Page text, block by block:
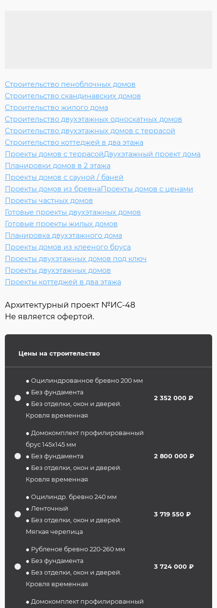
Строительство пеноблочных домов
Строительство скандинавских домов
Строительство жилого дома
Строительство двухэтажных односкатных домов
Строительство двухэтажных домов с террасой
Строительство коттеджей в два этажа
Проекты домов с террасойДвухэтажный проект дома
Планировки домов в 2 этажа
Проекты домов с сауной / баней
Проекты домов из бревнаПроекты домов с ценами
Проекты частных домов
Готовые проекты двухэтажных домов
Готовые проекты жилых домов
Планировка двухэтажного дома
Проекты домов из клееного бруса
Проекты двухэтажных домов под ключ
Проекты двухэтажных домов
Проекты коттеджей в два этажа
Архитектурный проект №ИС-48
Не является офертой.
Цены на строительство
● Оцилиндрованное бревно 200 мм
● Без фундамента
● Без отделки, окон и дверей.
Кровля временная
2 352 000 ₽
● Домокомплект профилированный
брус 145х145 мм
● Без фундамента
● Без отделки, окон и дверей.
Кровля временная
2 800 000 ₽
● Оцилиндр. бревно 240 мм
● Ленточный
● Без отделки, окон и дверей.
Мягкая черепица
3 719 550 ₽
● Рубленое бревно 220-260 мм
● Без фундамента
● Без отделки, окон и дверей.
Кровля временная
3 724 000 ₽
● Домокомплект профилированный